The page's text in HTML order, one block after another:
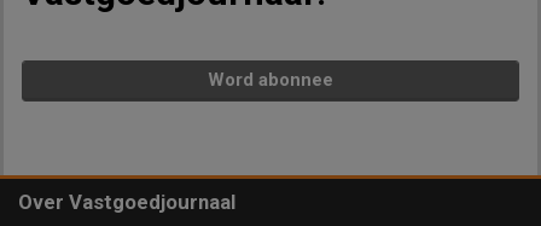
Word abonnee
Over Vastgoedjournaal